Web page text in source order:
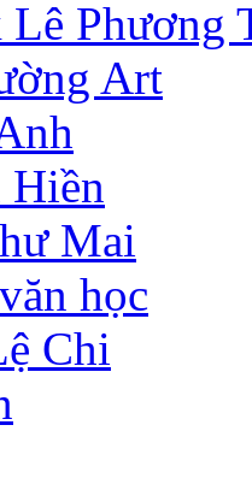
Lê Phương
Art
Mai
học
Chi